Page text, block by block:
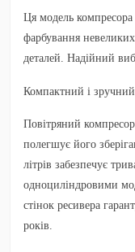
Ця модель
фарбування
деталей. Надійний
Компактний і зручний
Повітряний
полегшує його
літрів забезпечує
одноциліндровими
стінок ресивера
років.